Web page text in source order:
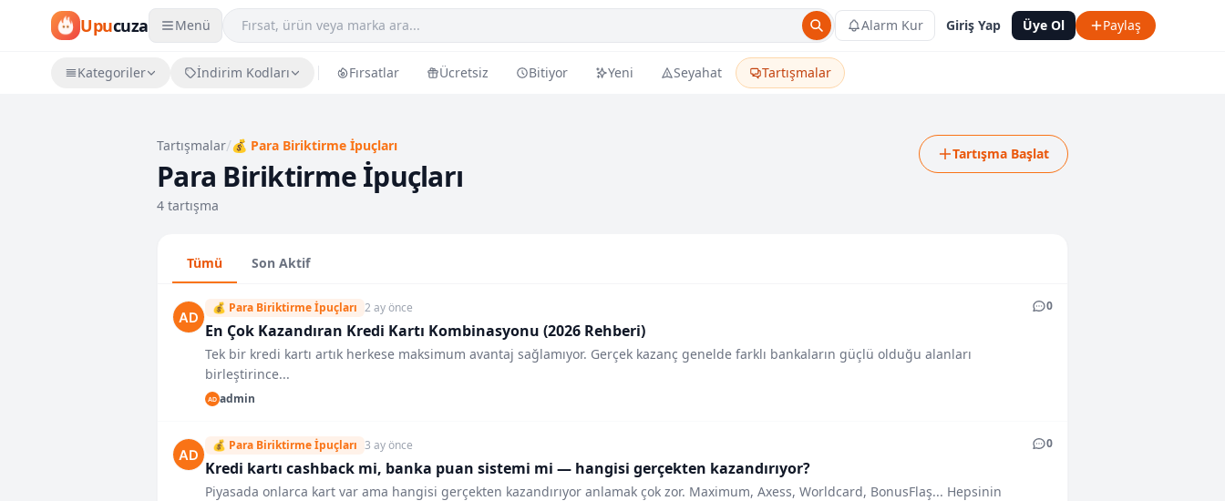
Upucuza Menü Alarm Kur Giriş Yap Üye Ol Paylaş
Kategoriler İndirim Kodları Fırsatlar Ücretsiz Bitiyor Yeni Seyahat Tartışmalar
Tartışmalar/💰 Para Biriktirme İpuçları
Para Biriktirme İpuçları
4 tartışma
Tartışma Başlat
Tümü Son Aktif
💰 Para Biriktirme İpuçları 2 ay önce
En Çok Kazandıran Kredi Kartı Kombinasyonu (2026 Rehberi)
Tek bir kredi kartı artık herkese maksimum avantaj sağlamıyor. Gerçek kazanç genelde farklı bankaların güçlü olduğu alanları
birleştirince...
admin
0
💰 Para Biriktirme İpuçları 3 ay önce
Kredi kartı cashback mi, banka puan sistemi mi — hangisi gerçekten kazandırıyor?
Piyasada onlarca kart var ama hangisi gerçekten kazandırıyor anlamak çok zor. Maximum, Axess, Worldcard, BonusFlaş... Hepsinin
0